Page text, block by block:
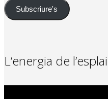
Subscriure's
L’energia de l’esplai